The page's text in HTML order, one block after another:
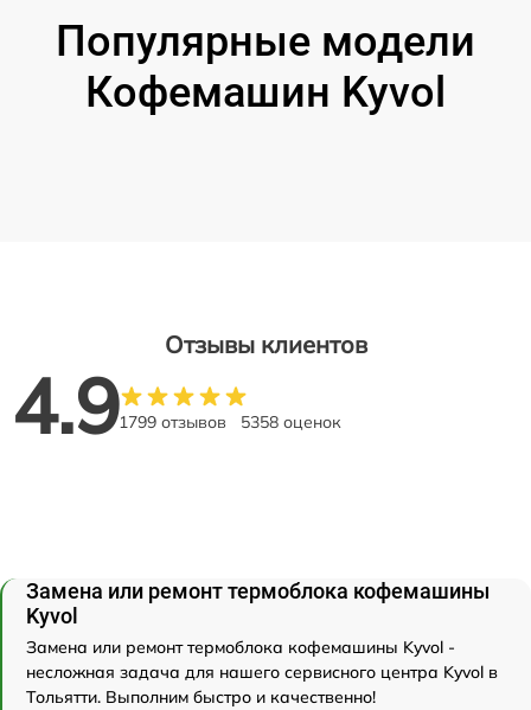
Популярные модели
Кофемашин Kyvol
Отзывы клиентов
4.91799 отзывов 5358 оценок
Замена или ремонт термоблока кофемашины
Kyvol
Замена или ремонт термоблока кофемашины Kyvol -
несложная задача для нашего сервисного центра Kyvol в
Тольятти. Выполним быстро и качественно!